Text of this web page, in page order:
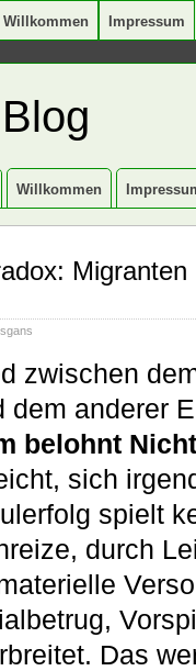
Willkommen Impressum
Willkommen
zwischen
anderer
belohnt
sich
spielt
durch
Das